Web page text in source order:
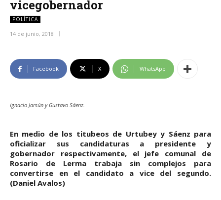
vicegobernador
POLÍTICA
14 de junio, 2018
Facebook X WhatsApp
Ignacio Jarsún y Gustavo Sáenz.
En medio de los titubeos de Urtubey y Sáenz para
oficializar sus candidaturas a presidente y
gobernador respectivamente, el jefe comunal de
Rosario de Lerma trabaja sin complejos para
convertirse en el candidato a vice del segundo.
(Daniel Avalos)